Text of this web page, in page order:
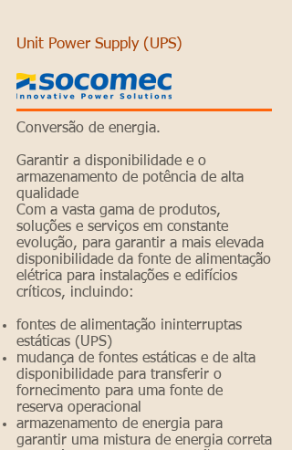
Unit Power Supply (UPS)
Conversão de energia.
Garantir a disponibilidade e o
armazenamento de potência de alta
qualidade
Com a vasta gama de produtos,
soluções e serviços em constante
evolução, para garantir a mais elevada
disponibilidade da fonte de alimentação
elétrica para instalações e edifícios
críticos, incluindo:
fontes de alimentação ininterruptas
estáticas (UPS)
mudança de fontes estáticas e de alta
disponibilidade para transferir o
fornecimento para uma fonte de
reserva operacional
armazenamento de energia para
garantir uma mistura de energia correta